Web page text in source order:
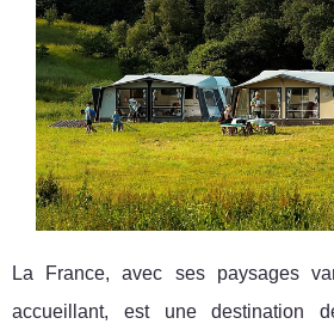
La France, avec ses paysages
accueillant, est une destination